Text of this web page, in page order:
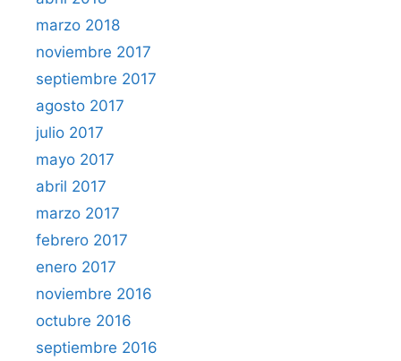
marzo 2018
noviembre 2017
septiembre 2017
agosto 2017
julio 2017
mayo 2017
abril 2017
marzo 2017
febrero 2017
enero 2017
noviembre 2016
octubre 2016
septiembre 2016